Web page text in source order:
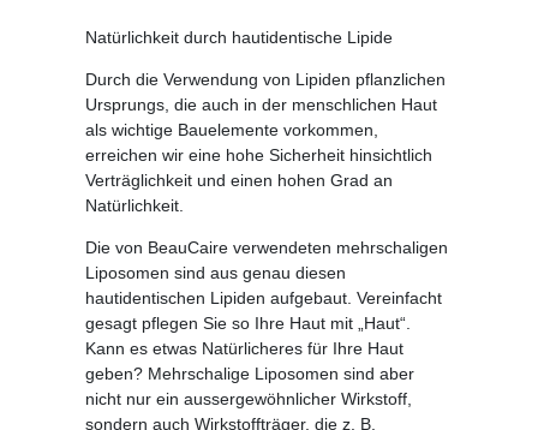
Natürlichkeit durch hautidentische Lipide
Durch die Verwendung von Lipiden pflanzlichen
Ursprungs, die auch in der menschlichen Haut
als wichtige Bauelemente vorkommen,
erreichen wir eine hohe Sicherheit hinsichtlich
Verträglichkeit und einen hohen Grad an
Natürlichkeit.
Die von BeauCaire verwendeten mehrschaligen
Liposomen sind aus genau diesen
hautidentischen Lipiden aufgebaut. Vereinfacht
gesagt pflegen Sie so Ihre Haut mit „Haut“.
Kann es etwas Natürlicheres für Ihre Haut
geben? Mehrschalige Liposomen sind aber
nicht nur ein aussergewöhnlicher Wirkstoff,
sondern auch Wirkstoffträger, die z. B.